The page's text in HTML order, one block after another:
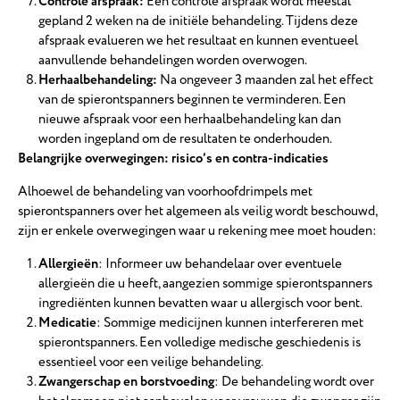
gepland 2 weken na de initiële behandeling. Tijdens deze
afspraak evalueren we het resultaat en kunnen eventueel
aanvullende behandelingen worden overwogen.
Herhaalbehandeling: Na ongeveer 3 maanden zal het effect
van de spierontspanners beginnen te verminderen. Een
nieuwe afspraak voor een herhaalbehandeling kan dan
worden ingepland om de resultaten te onderhouden.
Belangrijke overwegingen: risico’s en contra-indicaties
Alhoewel de behandeling van voorhoofdrimpels met
spierontspanners over het algemeen als veilig wordt beschouwd,
zijn er enkele overwegingen waar u rekening mee moet houden:
Allergieën: Informeer uw behandelaar over eventuele
allergieën die u heeft, aangezien sommige spierontspanners
ingrediënten kunnen bevatten waar u allergisch voor bent.
Medicatie: Sommige medicijnen kunnen interfereren met
spierontspanners. Een volledige medische geschiedenis is
essentieel voor een veilige behandeling.
Zwangerschap en borstvoeding: De behandeling wordt over